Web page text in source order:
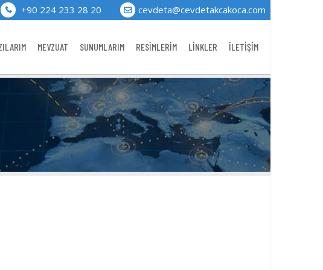
+90 224 233 28 20 cevdeta@cevdetakcakoca.com
MEVZUAT SUNUMLARIM RESİMLERİM LİNKLER İLETİŞİM